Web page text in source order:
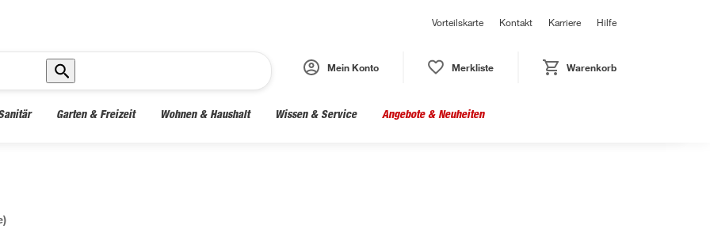
Vorteilskarte Kontakt Karriere Hilfe
Mein Konto Merkliste Warenkorb
Garten & Freizeit Wohnen & Haushalt Wissen & Service Angebote & Neuheiten